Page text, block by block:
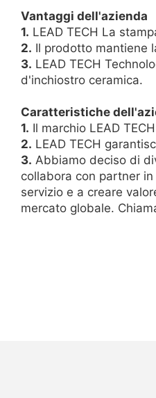
Vantaggi dell'azienda
1. LEAD TECH La
2. Il prodotto mantiene
3. LEAD TECH
d'inchiostro ceramica.
Caratteristiche
1. Il marchio LEAD
2. LEAD TECH
3. Abbiamo deciso di
collabora con partner
servizio e a creare
mercato globale.